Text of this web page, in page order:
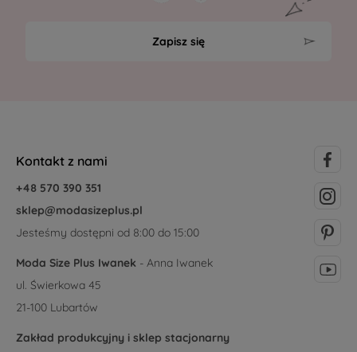
Zapisz się
Kontakt z nami
+48 570 390 351
sklep@modasizeplus.pl
Jesteśmy dostępni od 8:00 do 15:00
Moda Size Plus Iwanek - Anna Iwanek
ul. Świerkowa 45
21-100 Lubartów
Zakład produkcyjny i sklep stacjonarny